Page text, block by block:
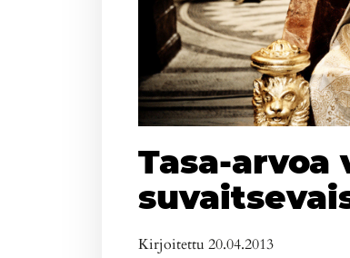
Tasa-arvoa
Kirjoitettu 20.04.2013